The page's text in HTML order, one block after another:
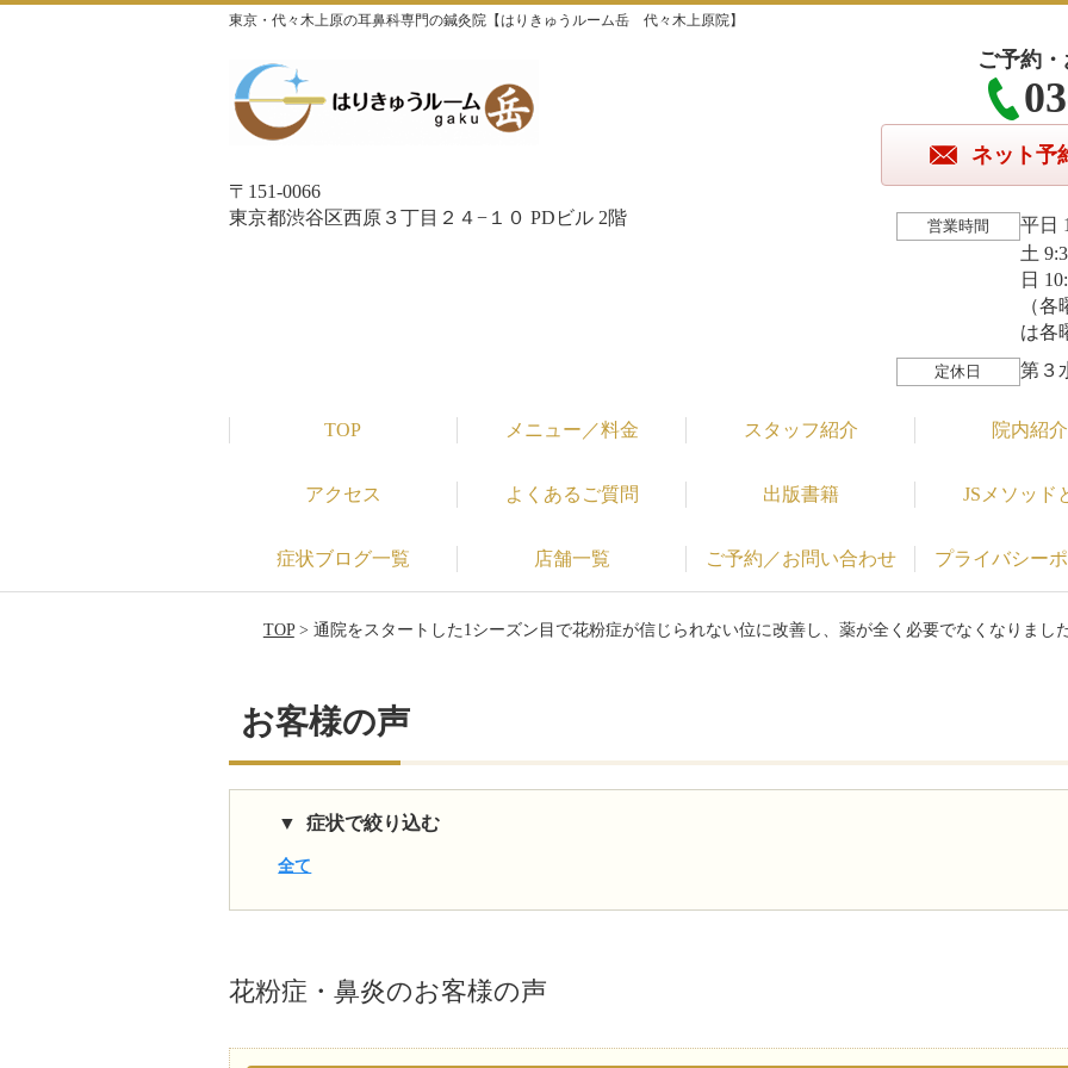
東京・代々木上原の耳鼻科専門の鍼灸院【はりきゅうルーム岳 代々木上原院】
〒151-0066
東京都渋谷区西原３丁目２４−１０ PDビル 2階
ご予約
ネット予
営業時間
平日
土
日
（
は各
定休日 第３
TOP メニュー／料金 スタッフ紹介 院内紹介
アクセス よくあるご質問 出版書籍 JSメソッド
症状ブログ一覧 店舗一覧 ご予約／お問い合わせ プライバシー
TOP> 通院をスタートした1シーズン目で花粉症が信じられない位に改善し、薬が全く必要でなくなりました
お客様の声
症状で絞り込む
全て
花粉症・鼻炎のお客様の声